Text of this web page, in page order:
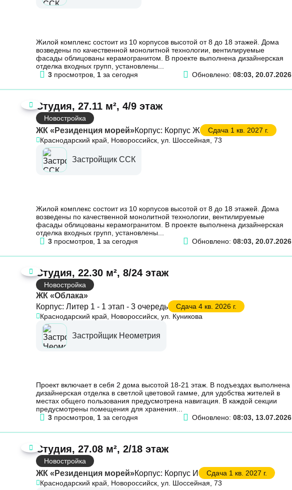
Жилой комплекс состоит из 10 корпусов высотой от 8 до 18 этажей. Дома
возведены по качественной монолитной технологии, вентилируемые
фасады облицованы керамогранитом. В проекте выполнена дизайнерская
отделка входных групп, установлены...
3 просмотров, 1 за сегодня Обновлено: 08:03, 20.07.2026
Студия, 27.11 м², 4/9 этаж
Новостройка
ЖК «Резиденция морей»Корпус: Корпус Ж
Сдача 1 кв. 2027 г.
Краснодарский край, Новороссийск, ул. Шоссейная, 73
Застройщик ССК
Жилой комплекс состоит из 10 корпусов высотой от 8 до 18 этажей. Дома
возведены по качественной монолитной технологии, вентилируемые
фасады облицованы керамогранитом. В проекте выполнена дизайнерская
отделка входных групп, установлены...
3 просмотров, 1 за сегодня Обновлено: 08:03, 20.07.2026
Студия, 22.30 м², 8/24 этаж
Новостройка
ЖК «Облака»
Корпус: Литер 1 - 1 этап - 3 очередь
Сдача 4 кв. 2026 г.
Краснодарский край, Новороссийск, ул. Куникова
Застройщик Неометрия
Проект включает в себя 2 дома высотой 18-21 этаж. В подъездах выполнена
дизайнерская отделка в светлой цветовой гамме, для удобства жителей в
местах общего пользования предусмотрена навигация. В каждой секции
предусмотрены помещения для хранения...
3 просмотров, 1 за сегодня Обновлено: 08:03, 13.07.2026
Студия, 27.08 м², 2/18 этаж
Новостройка
ЖК «Резиденция морей»Корпус: Корпус И
Сдача 1 кв. 2027 г.
Краснодарский край, Новороссийск, ул. Шоссейная, 73